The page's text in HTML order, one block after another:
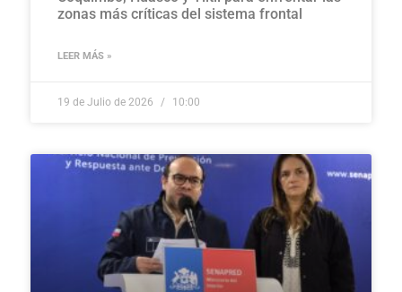
zonas más críticas del sistema frontal
LEER MÁS »
19 de Julio de 2026 10:00